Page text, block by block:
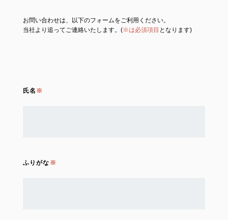
お問い合わせは、以下のフォームをご利用ください。
当社より追ってご連絡いたします。(※は必須項目 となります)
氏名
ふりがな